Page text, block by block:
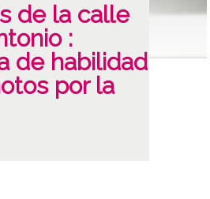
de la calle
:
de habilidad
por la